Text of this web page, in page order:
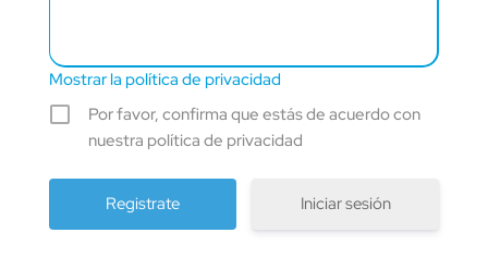
Mostrar la política de privacidad
Por favor, confirma que estás de acuerdo con
nuestra política de privacidad
Iniciar sesión